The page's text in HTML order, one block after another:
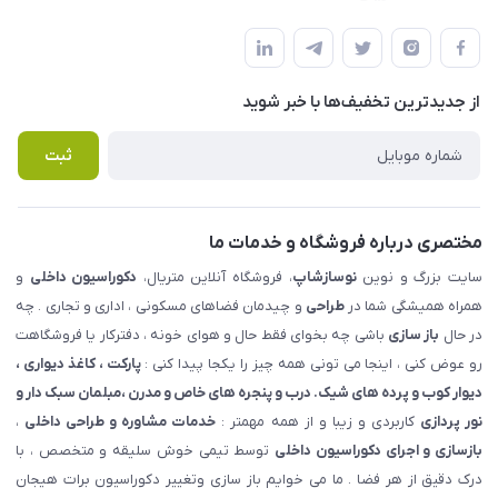
املاک مدنی - نوساز شاپ
لیست محصولات
درباره ما
قوانین و مقررات
حریم خصوصی
راهنما
پرسش های متداول
از جدید‌ترین تخفیف‌ها با‌ خبر شوید
ثبت
مختصری درباره فروشگاه و خدمات ما
سایت بزرگ و نویننوسازشاپ، فروشگاه آنلاین متریال، دکوراسیون داخلی و
همراه همیشگی شما درطراحی و چیدمان فضاهای مسکونی ، اداری و تجاری . چه
در حال باز سازی باشی چه بخوای فقط حال و هوای خونه ، دفترکار یا فروشگاهت
رو عوض کنی ، اینجا می تونی همه چیز را یکجا پیدا کنی :پارکت ، کاغذ دیواری ،
دیوار کوب و پرده های شیک. درب و پنجره های خاص و مدرن ،مبلمان سبک دار و
نور پردازی کاربردی و زیبا و از همه مهمتر : خدمات مشاوره و طراحی داخلی ،
بازسازی و اجرای دکوراسیون داخلی توسط تیمی خوش سلیقه و متخصص ، با
درک دقیق از هر فضا . ما می خوایم باز سازی وتغییر دکوراسیون برات هیجان